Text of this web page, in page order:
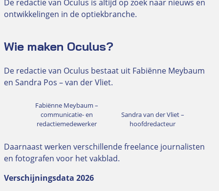
De redactie van Oculus is altijd op zoek naar nieuws en
ontwikkelingen in de optiekbranche.
Wie maken Oculus?
De redactie van Oculus bestaat uit Fabiënne Meybaum
en Sandra Pos – van der Vliet.
Fabiënne Meybaum –
communicatie- en
redactiemedewerker
Sandra van der Vliet –
hoofdredacteur
Daarnaast werken verschillende freelance journalisten
en fotografen voor het vakblad.
Verschijningsdata 2026